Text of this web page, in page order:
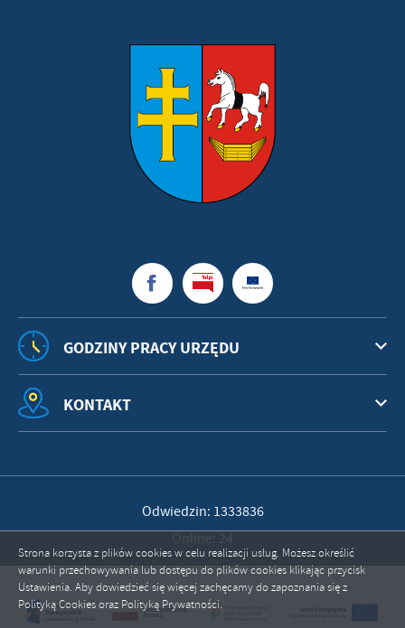
GODZINY PRACY URZĘDU
KONTAKT
Odwiedzin: 1333836
Strona korzysta z plików cookies w celu realizacji usług. Możesz określić
warunki przechowywania lub dostępu do plików cookies klikając przycisk
Ustawienia. Aby dowiedzieć się więcej zachęcamy do zapoznania się z
Polityką Cookies oraz Polityką Prywatności.
ZAPISZ WYBRANE